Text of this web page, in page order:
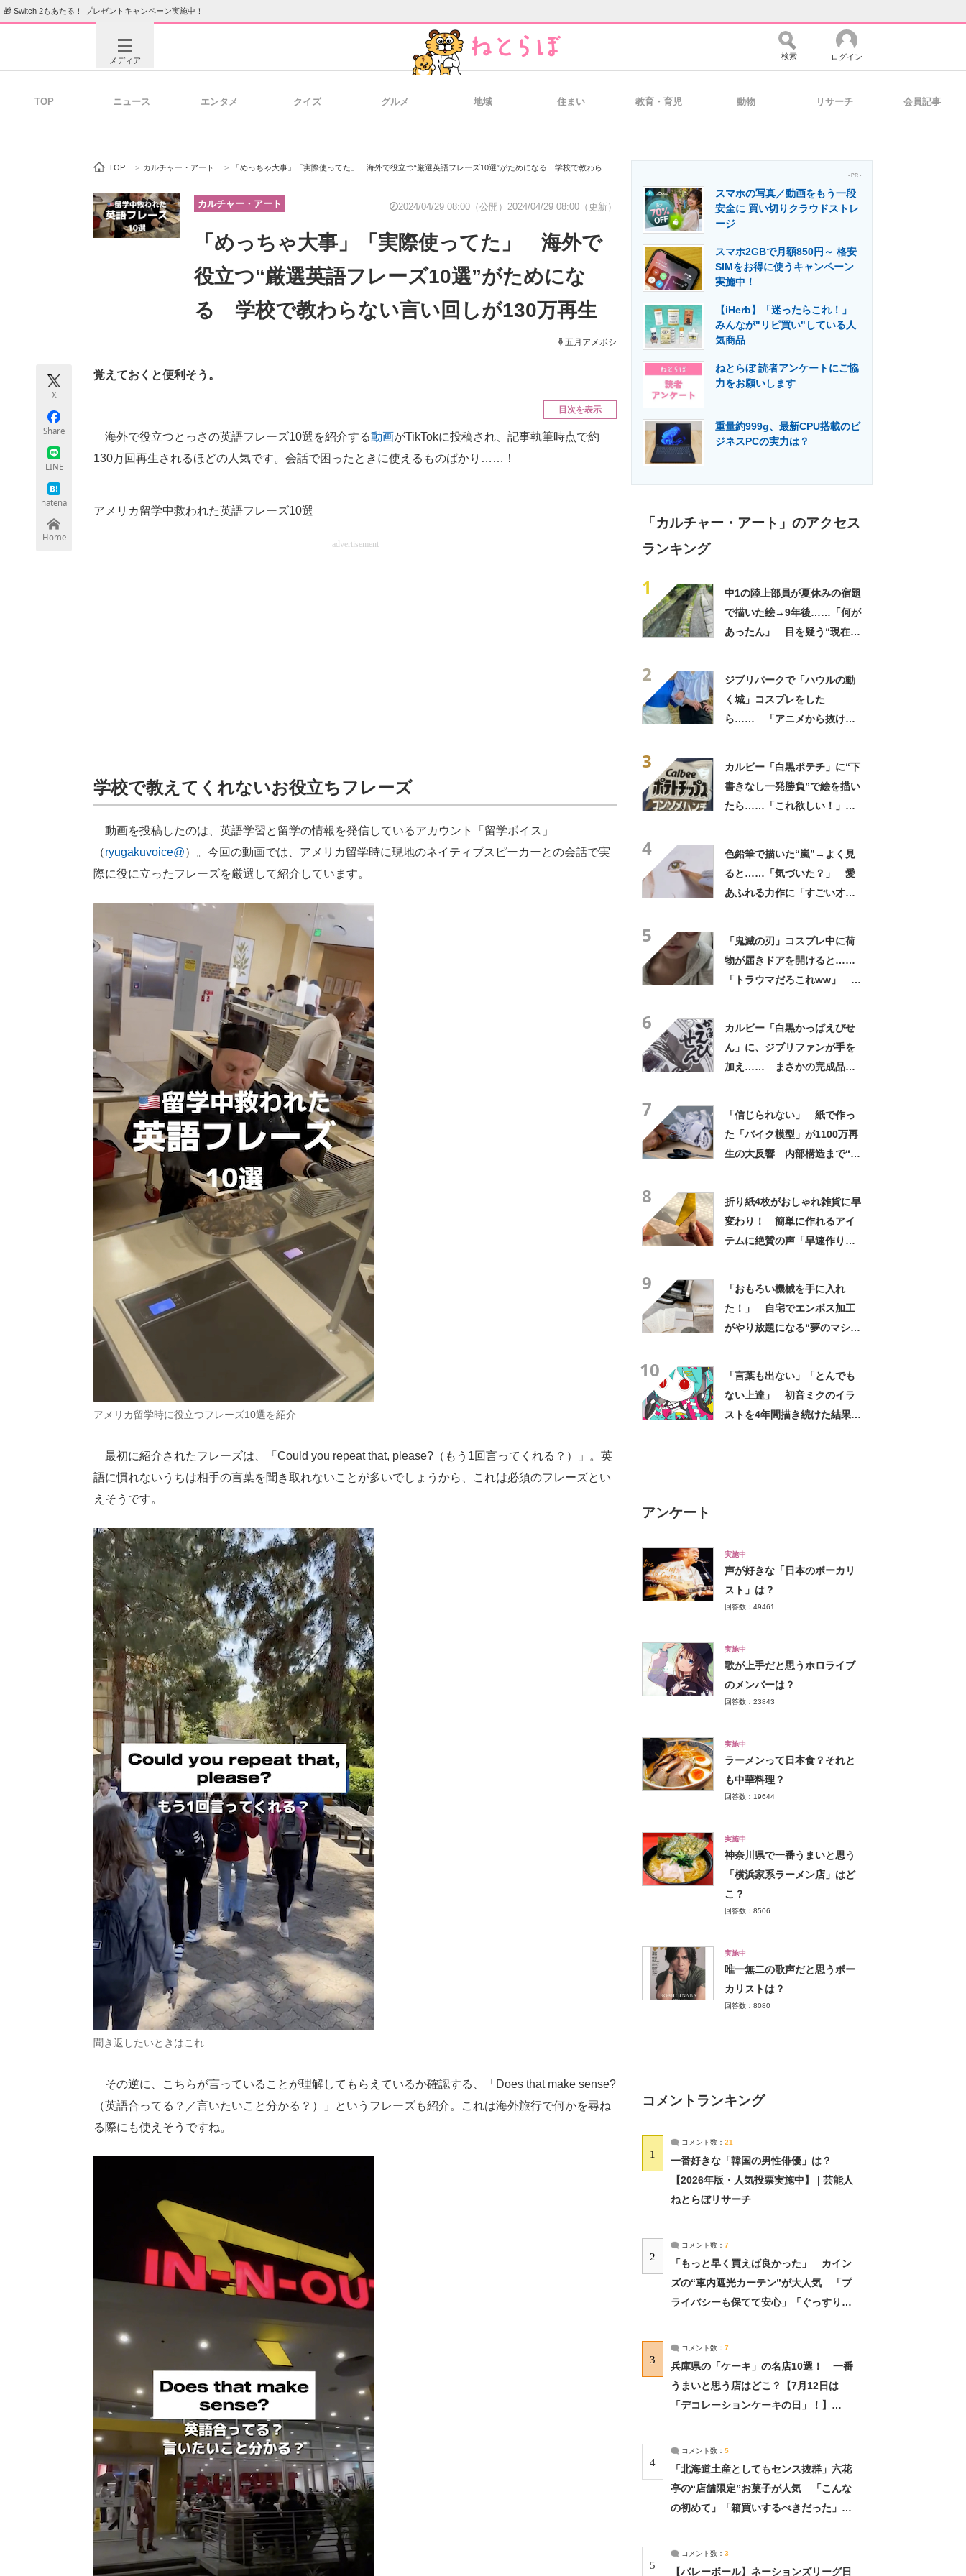
🎁 Switch 2もあたる！ プレゼントキャンペーン実施中！
メディア
ビジネスと働き方のヒント 経営リーダーのコミュニティ マーケ×ITの今がよく分かる
ITエンジニア向け専門サイト 企業向けIT製品の総合サイト 製造業のIT導入・活用を支援
エネルギーの専門メディア 建設×テクノロジーの最前線
検索 ログイン
TOP ニュース エンタメ クイズ グルメ 地域 住まい 教育・育児 動物 リサーチ 会員記事
TOP > カルチャー・アート > 「めっちゃ大事」「実際使ってた」 海外で役立つ“厳選英語フレーズ10選”がためになる 学校で教わらない言い回しが130万再生
カルチャー・アート 2024/04/29 08:00（公開） 2024/04/29 08:00（更新）
「めっちゃ大事」「実際使ってた」 海外で
役立つ“厳選英語フレーズ10選”がためにな
る 学校で教わらない言い回しが130万再生
五月アメボシ
X
Share
LINE
hatena
Home
覚えておくと便利そう。
目次を表示
海外で役立つとっさの英語フレーズ10選を紹介する動画がTikTokに投稿され、記事執筆時点で約
130万回再生されるほどの人気です。会話で困ったときに使えるものばかり……！
アメリカ留学中救われた英語フレーズ10選
advertisement
学校で教えてくれないお役立ちフレーズ
動画を投稿したのは、英語学習と留学の情報を発信しているアカウント「留学ボイス」
（ryugakuvoice@）。今回の動画では、アメリカ留学時に現地のネイティブスピーカーとの会話で実
際に役に立ったフレーズを厳選して紹介しています。
アメリカ留学時に役立つフレーズ10選を紹介
最初に紹介されたフレーズは、「Could you repeat that, please?（もう1回言ってくれる？）」。英
語に慣れないうちは相手の言葉を聞き取れないことが多いでしょうから、これは必須のフレーズとい
えそうです。
聞き返したいときはこれ
その逆に、こちらが言っていることが理解してもらえているか確認する、「Does that make sense?
（英語合ってる？／言いたいこと分かる？）」というフレーズも紹介。これは海外旅行で何かを尋ね
る際にも使えそうですね。
- PR -
スマホの写真／動画をもう一段
安全に 買い切りクラウドストレ
ージ
スマホ2GBで月額850円～ 格安
SIMをお得に使うキャンペーン
実施中！
【iHerb】「迷ったらこれ！」
みんなが"リピ買い"している人
気商品
ねとらぼ 読者アンケートにご協
力をお願いします
重量約999g、最新CPU搭載のビ
ジネスPCの実力は？
「カルチャー・アート」のアクセス
ランキング
1
中1の陸上部員が夏休みの宿題
で描いた絵→9年後……「何が
あったん」 目を疑う“現在の
2
ジブリパークで「ハウルの動
く城」コスプレをした
ら…… 「アニメから抜け出
3
カルビー「白黒ポテチ」に“下
書きなし一発勝負”で絵を描い
たら……「これ欲しい！」
4
色鉛筆で描いた“嵐”→よく見
ると……「気づいた？」 愛
あふれる力作に「すごい才
5
「鬼滅の刃」コスプレ中に荷
物が届きドアを開けると……
「トラウマだろこれww」 配
6
カルビー「白黒かっぱえびせ
ん」に、ジブリファンが手を
加え…… まさかの完成品に
7
「信じられない」 紙で作っ
た「バイク模型」が1100万再
生の大反響 内部構造まで“完
8
折り紙4枚がおしゃれ雑貨に早
変わり！ 簡単に作れるアイ
テムに絶賛の声「早速作りま
9
「おもろい機械を手に入れ
た！」 自宅でエンボス加工
がやり放題になる“夢のマシ
10
「言葉も出ない」「とんでも
ない上達」 初音ミクのイラ
ストを4年間描き続けた結果
アンケート
実施中
声が好きな「日本のボーカリ
スト」は？
回答数：49461
実施中
歌が上手だと思うホロライブ
のメンバーは？
回答数：23843
実施中
ラーメンって日本食？それと
も中華料理？
回答数：19644
実施中
神奈川県で一番うまいと思う
「横浜家系ラーメン店」はど
こ？
回答数：8506
実施中
唯一無二の歌声だと思うボー
カリストは？
回答数：8080
コメントランキング
1
コメント数： 21
一番好きな「韓国の男性俳優」は？
【2026年版・人気投票実施中】 | 芸能人
ねとらぼリサーチ
2
コメント数： 7
「もっと早く買えば良かった」 カイン
ズの“車内遮光カーテン”が大人気 「プ
ライバシーも保てて安心」「ぐっすり眠
3
コメント数： 7
兵庫県の「ケーキ」の名店10選！ 一番
うまいと思う店はどこ？【7月12日は
「デコレーションケーキの日」！】
4
コメント数： 5
「北海道土産としてもセンス抜群」六花
亭の“店舗限定”お菓子が人気 「こんな
の初めて」「箱買いするべきだった」
5
コメント数： 3
【バレーボール】ネーションズリーグ日